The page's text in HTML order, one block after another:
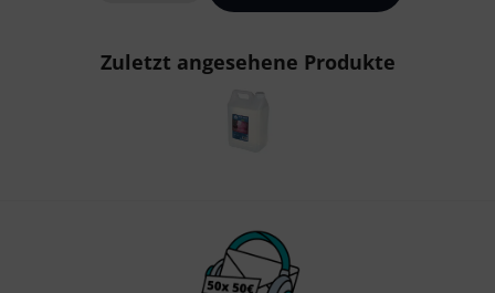
Zuletzt angesehene Produkte